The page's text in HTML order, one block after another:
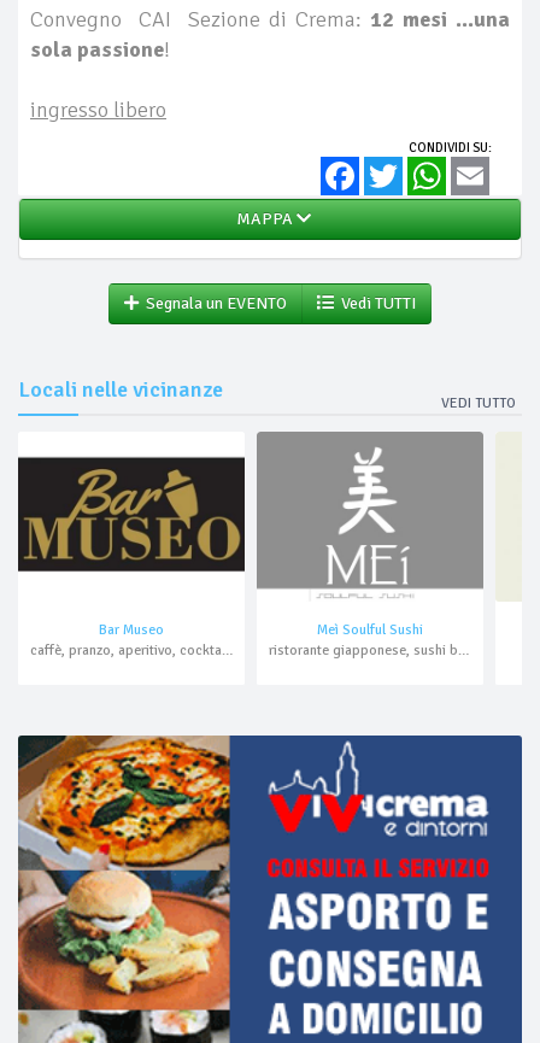
Convegno CAI Sezione di Crema: 12 mesi ...una
sola passione!
ingresso libero
CONDIVIDI SU:
FacebookTwitter WhatsApp
MAPPA
Segnala un EVENTO Vedi TUTTI
Locali nelle vicinanze
VEDI TUTTO
Bar Museo
caffè, pranzo, aperitivo, cocktail bar
Meì Soulful Sushi
ristorante giapponese, sushi bar, aperitivo, cocktail bar, asporto, domicilio